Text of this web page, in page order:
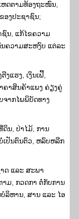
ຫດຕາມທ້ອງຖະໜົນ,
ອງປະຊາຊົນ;
ນ, ແກ້ໄຂຄວາມ
ນຄວາມສະຫງົບ ແຕ່ລະ
ງແຮງ, ເງິນເຟີ້,
ຄາສິນຄ້າແພງ ຄ່ຽງຄູ່
ຈາກໄພພິບັດທາງ
ດິນ, ປ່າໄມ້, ການ
ເປັນຕົນຕົວ, ຫລົບຫລີກ
ດ ແລະ ສະພາ
ມ, ກວດກາ ຕໍ່ກັບການ
ລິຫານ, ສານ ແລະ ໄອ